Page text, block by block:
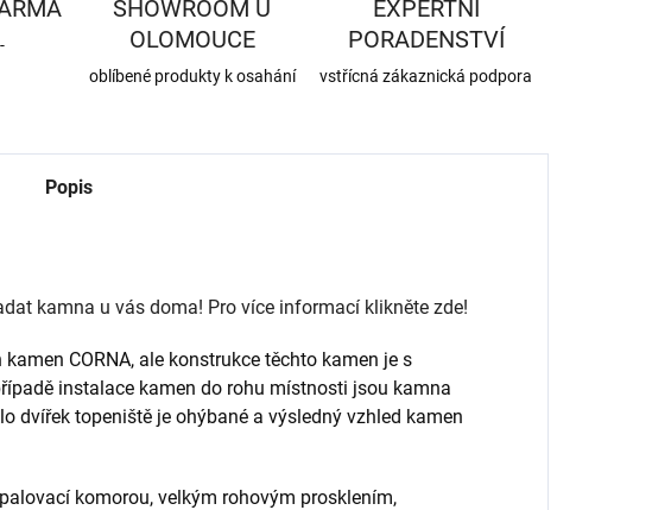
SHOWROOM U
OLOMOUCE
oblíbené produkty k osahání
EXPERTNÍ
PORADENSTVÍ
vstřícná zákaznická podpora
Popis
kamna u vás doma! Pro více informací klikněte zde!
CORNA, ale konstrukce těchto kamen je s
instalace kamen do rohu místnosti jsou kamna
dvířek topeniště je ohýbané a výsledný vzhled kamen
komorou, velkým rohovým prosklením,